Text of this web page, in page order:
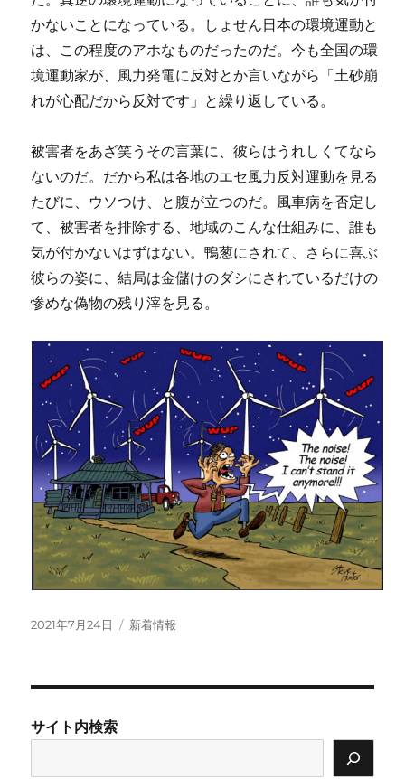
かないことになっている。しょせん日本の環境運動と
は、この程度のアホなものだったのだ。今も全国の環
境運動家が、風力発電に反対とか言いながら「土砂崩
れが心配だから反対です」と繰り返している。
被害者をあざ笑うその言葉に、彼らはうれしくてなら
ないのだ。だから私は各地のエセ風力反対運動を見る
たびに、ウソつけ、と腹が立つのだ。風車病を否定し
て、被害者を排除する、地域のこんな仕組みに、誰も
気が付かないはずはない。鴨葱にされて、さらに喜ぶ
彼らの姿に、結局は金儲けのダシにされているだけの
惨めな偽物の残り滓を見る。
投
2021年7月24日
カ
新着情報
サイト内検索